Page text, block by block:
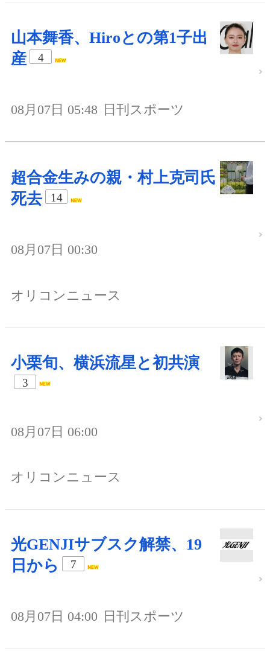
山本舞香、Hiroとの第1子出
産
4
08月07日 05:48 日刊スポーツ
超合金生みの親・村上克司氏
死去
14
08月07日 00:30
オリコンニュース
小栗旬、横浜流星と初共演
3
08月07日 06:00
オリコンニュース
光GENJIサブスク解禁、19
日から
7
08月07日 04:00 日刊スポーツ